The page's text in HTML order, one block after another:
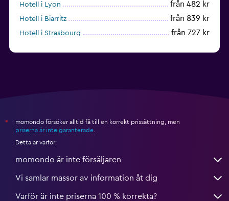
Hotell i Lyon från 482 kr
Hotell i Biarritz från 839 kr
Hotell i Strasbourg från 727 kr
*
momondo försöker alltid få till en korrekt prissättning, men
priserna är inte garanterade
Detta är varför:
momondo är inte försäljaren
Vi samlar massor av information åt dig
Varför är inte priserna 100 % korrekta?